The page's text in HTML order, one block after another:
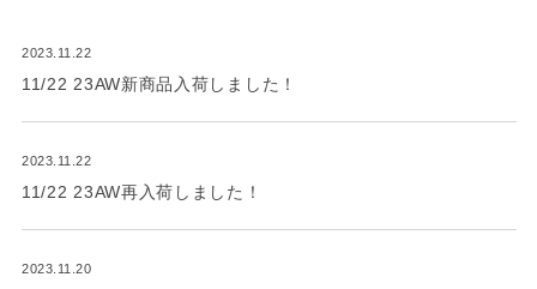
2023.11.22
11/22 23AW新商品入荷しました！
2023.11.22
11/22 23AW再入荷しました！
2023.11.20